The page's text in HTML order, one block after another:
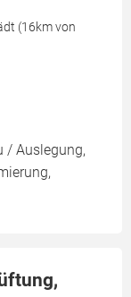
(16km von
/ Auslegung,